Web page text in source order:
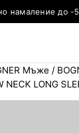
намаление до -
Мъже /
NECK LONG